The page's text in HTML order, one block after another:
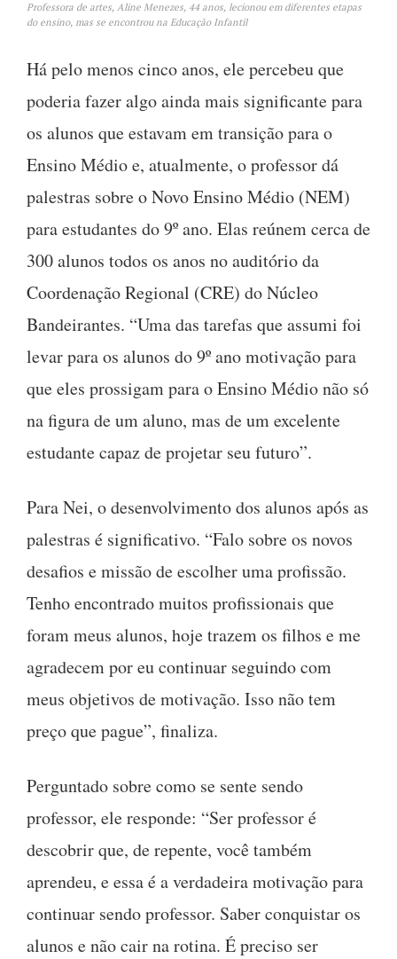
Professora de artes, Aline Menezes, 44 anos, lecionou em diferentes etapas
do ensino, mas se encontrou na Educação Infantil
Há pelo menos cinco anos, ele percebeu que
poderia fazer algo ainda mais significante para
os alunos que estavam em transição para o
Ensino Médio e, atualmente, o professor dá
palestras sobre o Novo Ensino Médio (NEM)
para estudantes do 9º ano. Elas reúnem cerca de
300 alunos todos os anos no auditório da
Coordenação Regional (CRE) do Núcleo
Bandeirantes. “Uma das tarefas que assumi foi
levar para os alunos do 9º ano motivação para
que eles prossigam para o Ensino Médio não só
na figura de um aluno, mas de um excelente
estudante capaz de projetar seu futuro”.
Para Nei, o desenvolvimento dos alunos após as
palestras é significativo. “Falo sobre os novos
desafios e missão de escolher uma profissão.
Tenho encontrado muitos profissionais que
foram meus alunos, hoje trazem os filhos e me
agradecem por eu continuar seguindo com
meus objetivos de motivação. Isso não tem
preço que pague”, finaliza.
Perguntado sobre como se sente sendo
professor, ele responde: “Ser professor é
descobrir que, de repente, você também
aprendeu, e essa é a verdadeira motivação para
continuar sendo professor. Saber conquistar os
alunos e não cair na rotina. É preciso ser